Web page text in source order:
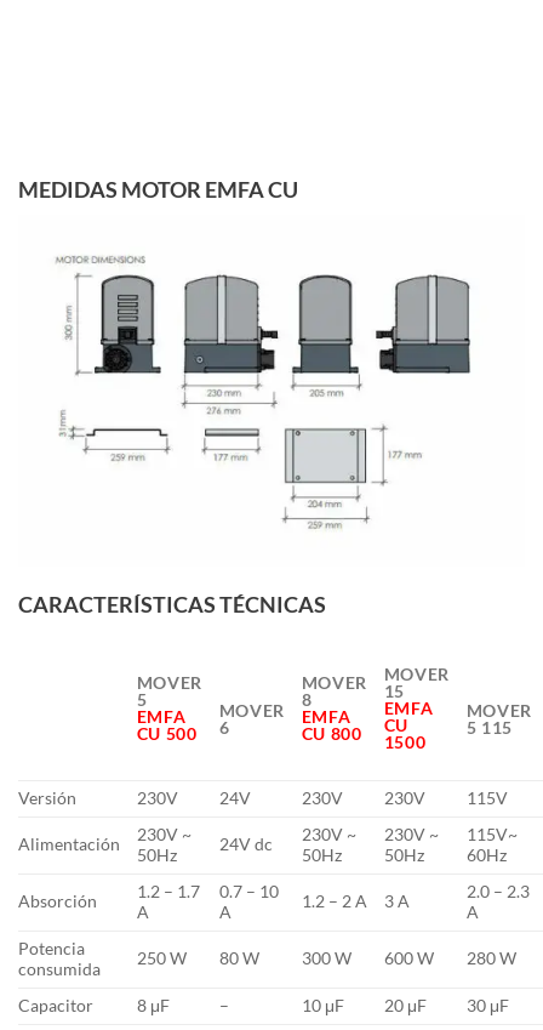
MEDIDAS MOTOR EMFA CU
CARACTERÍSTICAS TÉCNICAS
MOVER
5
EMFA
CU 500
MOVER
6
MOVER
8
EMFA
CU 800
MOVER
15
EMFA
CU
1500
MOVER
5 115
Versión 230V 24V 230V 230V 115V
Alimentación
230V ~
50Hz
24V dc
230V ~
50Hz
230V ~
50Hz
115V~
60Hz
Absorción
1.2 – 1.7
A
0.7 – 10
A
1.2 – 2 A 3 A
2.0 – 2.3
A
Potencia
consumida
250 W 80 W 300 W 600 W 280 W
Capacitor 8 μF – 10 μF 20 μF
30 μF